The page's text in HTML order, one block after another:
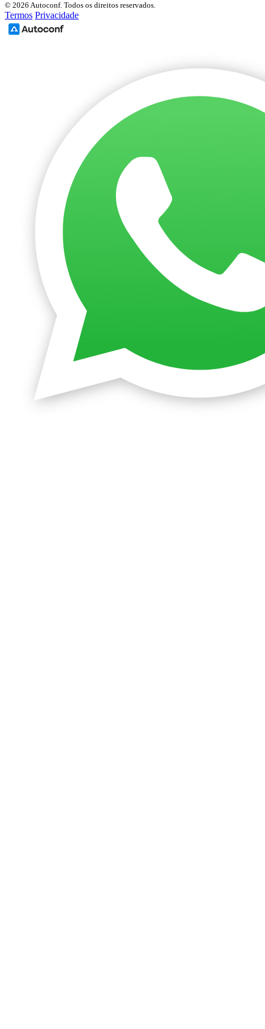
© 2026 Autoconf. Todos os direitos reservados.
Termos Privacidade